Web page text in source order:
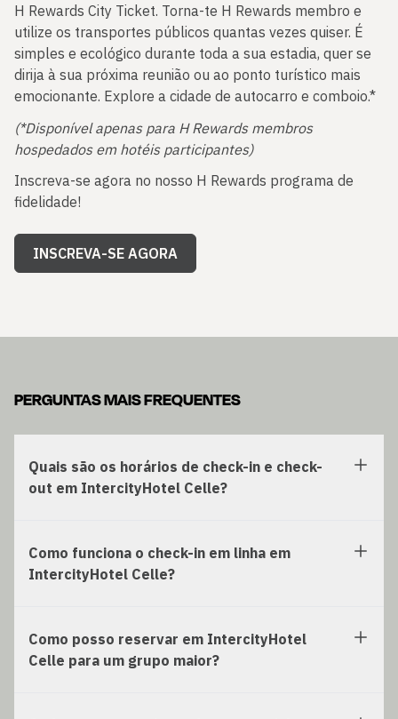
H Rewards City Ticket. Torna-te H Rewards membro e
utilize os transportes públicos quantas vezes quiser. É
simples e ecológico durante toda a sua estadia, quer se
dirija à sua próxima reunião ou ao ponto turístico mais
emocionante. Explore a cidade de autocarro e comboio.*
(*Disponível apenas para H Rewards membros
hospedados em hotéis participantes)
Inscreva-se agora no nosso H Rewards programa de
fidelidade!
INSCREVA-SE AGORA
PERGUNTAS MAIS FREQUENTES
Quais são os horários de check-in e check-
out em IntercityHotel Celle?
Como funciona o check-in em linha em
IntercityHotel Celle?
Como posso reservar em IntercityHotel
Celle para um grupo maior?